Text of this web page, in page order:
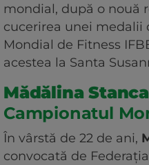
mondial, după o nouă
cucerirea unei medalii
Mondial de Fitness
acestea la Santa
Mădălina
Campionatul
În vârstă de 22 de ani,
convocată de